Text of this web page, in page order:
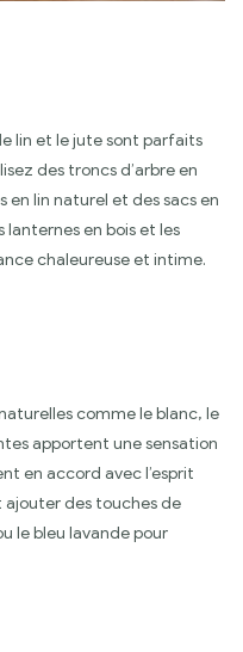
lin et le jute sont parfaits
des troncs d’arbre en
en lin naturel et des sacs en
lanternes en bois et les
chaleureuse et intime.
comme le blanc, le
apportent une sensation
en accord avec l’esprit
des touches de
le bleu lavande pour